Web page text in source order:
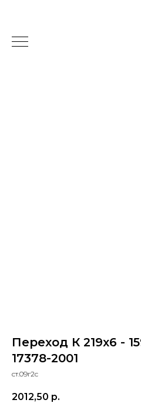
Переход К 219x6 -
17378-2001
ст.09г2с
2012,50 р.